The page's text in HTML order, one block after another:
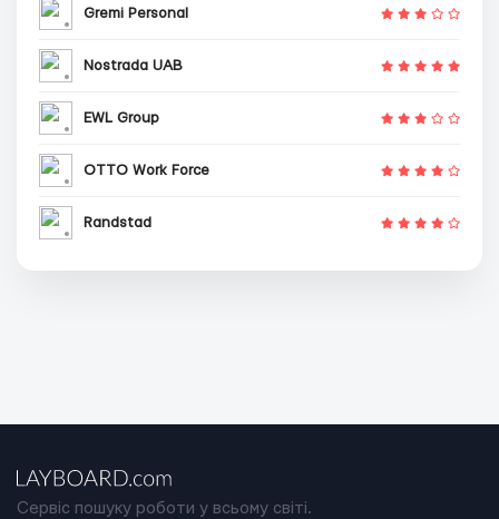
Gremi Personal
Nostrada UAB
EWL Group
OTTO Work Force
Randstad
Сервіс пошуку роботи у всьому світі.